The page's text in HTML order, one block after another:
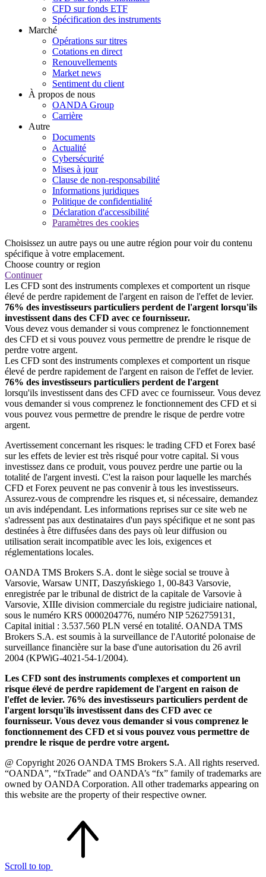
CFD sur fonds ETF
Spécification des instruments
Marché
Opérations sur titres
Cotations en direct
Renouvellements
Market news
Sentiment du client
À propos de nous
OANDA Group
Carrière
Autre
Documents
Actualité
Cybersécurité
Mises à jour
Clause de non-responsabilité
Informations juridiques
Politique de confidentialité
Déclaration d'accessibilité
Paramètres des cookies
Choisissez un autre pays ou une autre région pour voir du contenu
spécifique à votre emplacement.
Choose country or region
Continuer
Les CFD sont des instruments complexes et comportent un risque
élevé de perdre rapidement de l'argent en raison de l'effet de levier.
76% des investisseurs particuliers perdent de l'argent lorsqu'ils
investissent dans des CFD avec ce fournisseur.
Vous devez vous demander si vous comprenez le fonctionnement
des CFD et si vous pouvez vous permettre de prendre le risque de
perdre votre argent.
Les CFD sont des instruments complexes et comportent un risque
élevé de perdre rapidement de l'argent en raison de l'effet de levier.
76% des investisseurs particuliers perdent de l'argent
lorsqu'ils investissent dans des CFD avec ce fournisseur. Vous devez
vous demander si vous comprenez le fonctionnement des CFD et si
vous pouvez vous permettre de prendre le risque de perdre votre
argent.
Avertissement concernant les risques: le trading CFD et Forex basé
sur les effets de levier est très risqué pour votre capital. Si vous
investissez dans ce produit, vous pouvez perdre une partie ou la
totalité de l'argent investi. C'est la raison pour laquelle les marchés
CFD et Forex peuvent ne pas convenir à tous les investisseurs.
Assurez-vous de comprendre les risques et, si nécessaire, demandez
un avis indépendant. Les informations reprises sur ce site web ne
s'adressent pas aux destinataires d'un pays spécifique et ne sont pas
destinées à être diffusées dans des pays où leur diffusion ou
utilisation serait incompatible avec les lois, exigences et
réglementations locales.
OANDA TMS Brokers S.A. dont le siège social se trouve à
Varsovie, Warsaw UNIT, Daszyńskiego 1, 00-843 Varsovie,
enregistrée par le tribunal de district de la capitale de Varsovie à
Varsovie, XIIIe division commerciale du registre judiciaire national,
sous le numéro KRS 0000204776, numéro NIP 5262759131,
Capital initial : 3.537.560 PLN versé en totalité. OANDA TMS
Brokers S.A. est soumis à la surveillance de l'Autorité polonaise de
surveillance financière sur la base d'une autorisation du 26 avril
2004 (KPWiG-4021-54-1/2004).
Les CFD sont des instruments complexes et comportent un
risque élevé de perdre rapidement de l'argent en raison de
l'effet de levier. 76% des investisseurs particuliers perdent de
l'argent lorsqu'ils investissent dans des CFD avec ce
fournisseur. Vous devez vous demander si vous comprenez le
fonctionnement des CFD et si vous pouvez vous permettre de
prendre le risque de perdre votre argent.
@ Copyright 2026 OANDA TMS Brokers S.A. All rights reserved.
“OANDA”, “fxTrade” and OANDA’s “fx” family of trademarks are
owned by OANDA Corporation. All other trademarks appearing on
this website are the property of their respective owner.
Scroll to top